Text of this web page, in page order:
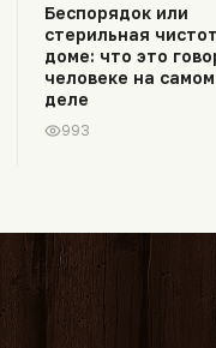
Беспорядок или
стерильная
доме: что это
человеке на самом
деле
993